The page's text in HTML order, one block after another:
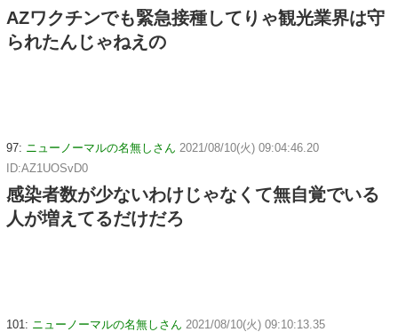
AZワクチンでも緊急接種してりゃ観光業界は守
られたんじゃねえの
97: ニューノーマルの名無しさん 2021/08/10(火) 09:04:46.20
ID:AZ1UOSvD0
感染者数が少ないわけじゃなくて無自覚でいる
人が増えてるだけだろ
101: ニューノーマルの名無しさん 2021/08/10(火) 09:10:13.35